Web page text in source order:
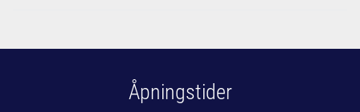
Åpningstider